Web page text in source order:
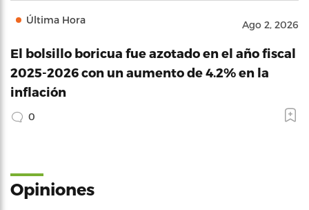
Última Hora Ago 2, 2026
El bolsillo boricua fue azotado en el año fiscal
2025-2026 con un aumento de 4.2% en la
inflación
0
Opiniones